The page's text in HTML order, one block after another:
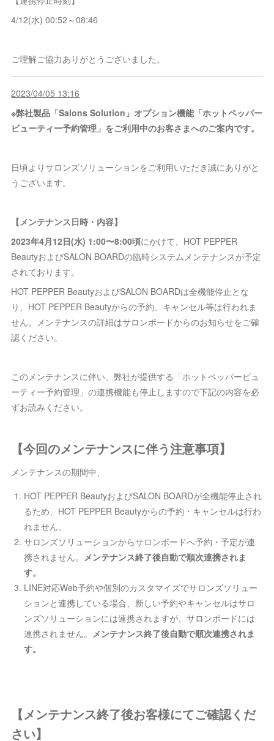
4/12(水) 00:52～08:46
ご理解ご協力ありがとうございました。
2023/04/05 13:16
※弊社製品「Salons Solution」オプション機能「ホットペッパー
ビューティー予約管理」をご利用中のお客さまへのご案内です。
日頃よりサロンズソリューションをご利用いただき誠にありがと
うございます。
【メンテナンス日時・内容】
2023年4月12日(水) 1:00〜8:00頃にかけて、HOT PEPPER
BeautyおよびSALON BOARDの臨時システムメンテナンスが予定
されております。
HOT PEPPER BeautyおよびSALON BOARDは全機能停止とな
り、HOT PEPPER Beautyからの予約、キャンセル等は行われま
せん。メンテナンスの詳細はサロンボードからのお知らせをご確
認ください。
このメンテナンスに伴い、弊社が提供する「ホットペッパービュ
ーティー予約管理」の連携機能も停止しますので下記の内容を必
ずお読みください。
【今回のメンテナンスに伴う注意事項】
メンテナンスの期間中、
HOT PEPPER BeautyおよびSALON BOARDが全機能停止され
るため、HOT PEPPER Beautyからの予約・キャンセルは行わ
れません。
サロンズソリューションからサロンボードへ予約・予定が連
携されません。 メンテナンス終了後自動で順次連携されま
す。
LINE対応Web予約や個別のカスタマイズでサロンズソリュー
ションと連携している場合、新しい予約やキャンセルはサロ
ンズソリューションには連携されますが、サロンボードには
連携されません。 メンテナンス終了後自動で順次連携されま
す。
【メンテナンス終了後お客様にてご確認くだ
さい】